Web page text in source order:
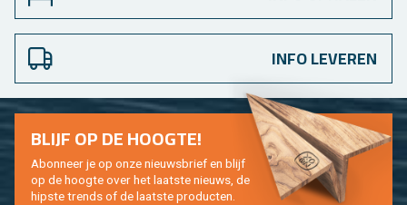
INFO LEVEREN
BLIJF OP DE HOOG­TE!
Abon­neer je op onze nieuws­brief en blijf
op de hoog­te over het laat­ste nieuws, de
hip­s­te trends of de laat­ste pro­duc­ten.